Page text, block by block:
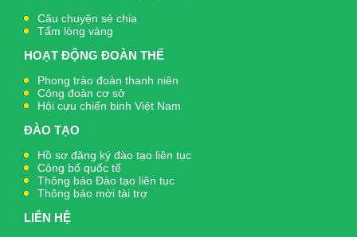
Câu chuyện sẻ chia
Tấm lòng vàng
HOẠT ĐỘNG ĐOÀN THỂ
Phong trào đoàn thanh niên
Công đoàn cơ sở
Hội cựu chiến binh Việt Nam
ĐÀO TẠO
Hồ sơ đăng ký đào tạo liên tục
Công bố quốc tế
Thông báo Đào tạo liên tục
Thông báo mời tài trợ
LIÊN HỆ